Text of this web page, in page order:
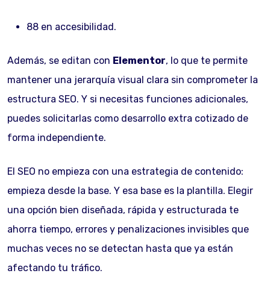
88 en accesibilidad.
Además, se editan con Elementor, lo que te permite
mantener una jerarquía visual clara sin comprometer la
estructura SEO. Y si necesitas funciones adicionales,
puedes solicitarlas como desarrollo extra cotizado de
forma independiente.
El SEO no empieza con una estrategia de contenido:
empieza desde la base. Y esa base es la plantilla. Elegir
una opción bien diseñada, rápida y estructurada te
ahorra tiempo, errores y penalizaciones invisibles que
muchas veces no se detectan hasta que ya están
afectando tu tráfico.